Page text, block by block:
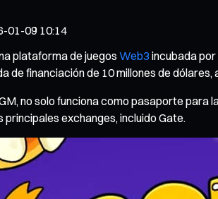
01-09 10:14
plataforma de juegos Web3 incubada
de financiación de 10 millones de
no solo funciona como pasaporte
principales exchanges, incluido Gate.